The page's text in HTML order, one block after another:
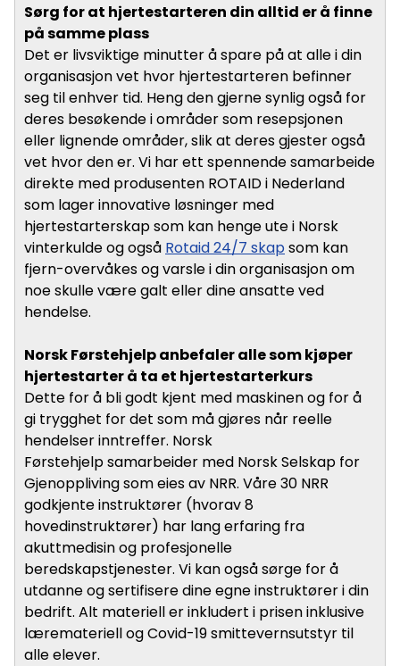
Sørg for at hjertestarteren din alltid er å finne
på samme plass
Det er livsviktige minutter å spare på at alle i din
organisasjon vet hvor hjertestarteren befinner
seg til enhver tid. Heng den gjerne synlig også for
deres besøkende i områder som resepsjonen
eller lignende områder, slik at deres gjester også
vet hvor den er. Vi har ett spennende samarbeide
direkte med produsenten ROTAID i Nederland
som lager innovative løsninger med
hjertestarterskap som kan henge ute i Norsk
vinterkulde og også Rotaid 24/7 skapsom kan
fjern-overvåkes og varsle i din organisasjon om
noe skulle være galt eller dine ansatte ved
hendelse.
Norsk Førstehjelp anbefaler alle som kjøper
hjertestarter å ta et hjertestarterkurs
Dette for å bli godt kjent med maskinen og for å
gi trygghet for det som må gjøres når reelle
hendelser inntreffer. Norsk
Førstehjelp samarbeider med Norsk Selskap for
Gjenoppliving som eies av NRR. Våre 30 NRR
godkjente instruktører (hvorav 8
hovedinstruktører) har lang erfaring fra
akuttmedisin og profesjonelle
beredskapstjenester. Vi kan også sørge for å
utdanne og sertifisere dine egne instruktører i din
bedrift. Alt materiell er inkludert i prisen inklusive
læremateriell og Covid-19 smittevernsutstyr til
alle elever.